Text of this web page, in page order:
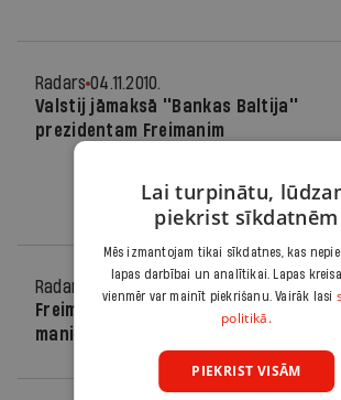
Radars 04.11.2010.
Valstij jāmaksā ''Bankas Baltija''
prezidentam Freimanim
Radars
14.08.2010.
Freimanis: 45% vēlētāju ir politiķu
manipulējami
Lai turpinātu,
piekrist sīkdatnēm
Mēs izmantojam tikai sīkdatnes, kas
lapas darbībai un analītikai. Lapas
vienmēr var mainīt piekrišanu. Vairāk lasi
politikā.
PIEKRIST VISĀM